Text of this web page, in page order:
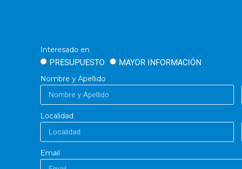
Interesado en
PRESUPUESTO MAYOR INFORMACIÓN
Nombre y Apellido
Localidad
Email